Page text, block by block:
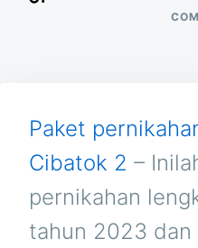
Paket
Cibatok 2 –
pernikahan
tahun 2023